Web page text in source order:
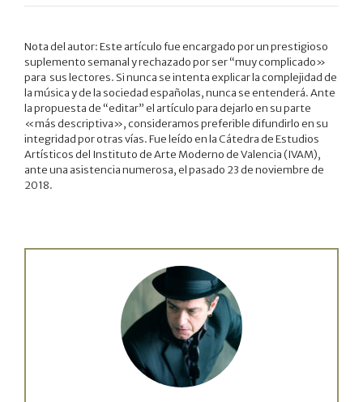
Nota del autor: Este artículo fue encargado por un prestigioso
suplemento semanal y rechazado por ser “muy complicado»
para sus lectores. Si nunca se intenta explicar la complejidad de
la música y de la sociedad españolas, nunca se entenderá. Ante
la propuesta de “editar” el artículo para dejarlo en su parte
«más descriptiva», consideramos preferible difundirlo en su
integridad por otras vías. Fue leído en la Cátedra de Estudios
Artísticos del Instituto de Arte Moderno de Valencia (IVAM),
ante una asistencia numerosa, el pasado 23 de noviembre de
2018.